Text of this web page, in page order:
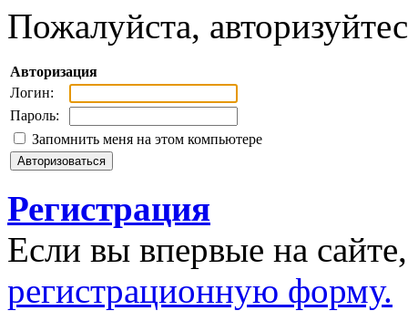
Пожалуйста,
Авторизация
Логин:
Пароль:
Запомнить меня на этом компьютере
Регистрация
Если вы впервые на
регистрационную форму.